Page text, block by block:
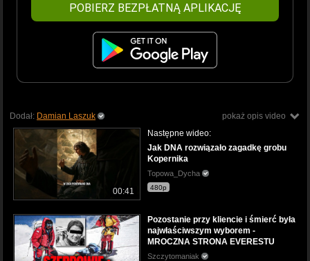
POBIERZ BEZPŁATNĄ APLIKACJĘ
pokaż opis video
Dodał: Damian Laszuk
00:41
Następne wideo:
Jak DNA rozwiązało zagadkę grobu
Kopernika
Topowa_Dycha
480p
Pozostanie przy kliencie i śmierć była
najwłaściwszym wyborem -
MROCZNA STRONA EVERESTU
Szczytomaniak